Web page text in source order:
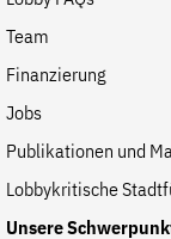
Team
Finanzierung
Jobs
Publikationen und
Lobbykritische
Unsere